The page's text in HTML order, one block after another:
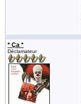
* Ça *
Déclamateur